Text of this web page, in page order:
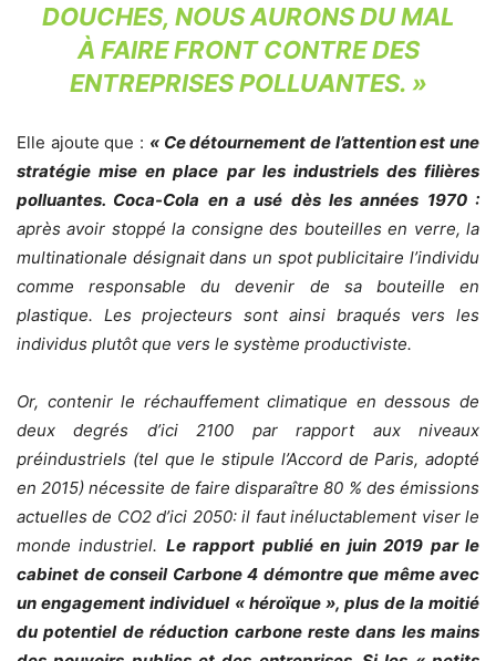
DOUCHES, NOUS AURONS DU MAL
À FAIRE FRONT CONTRE DES
ENTREPRISES POLLUANTES. »
Elle ajoute que : « Ce détournement de l’attention est une
stratégie mise en place par les industriels des filières
polluantes. Coca-Cola en a usé dès les années 1970 :
après avoir stoppé la consigne des bouteilles en verre, la
multinationale désignait dans un spot publicitaire l’individu
comme responsable du devenir de sa bouteille en
plastique. Les projecteurs sont ainsi braqués vers les
individus plutôt que vers le système productiviste.
Or, contenir le réchauffement climatique en dessous de
deux degrés d’ici 2100 par rapport aux niveaux
préindustriels (tel que le stipule l’Accord de Paris, adopté
en 2015) nécessite de faire disparaître 80 % des émissions
actuelles de CO2 d’ici 2050: il faut inéluctablement viser le
monde industriel. Le rapport publié en juin 2019 par le
cabinet de conseil Carbone 4 démontre que même avec
un engagement individuel « héroïque », plus de la moitié
du potentiel de réduction carbone reste dans les mains